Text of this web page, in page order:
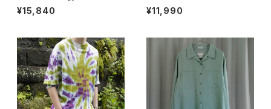
or Checkered S/S Shirt
¥15,840
HIRT "PINK"
¥11,990